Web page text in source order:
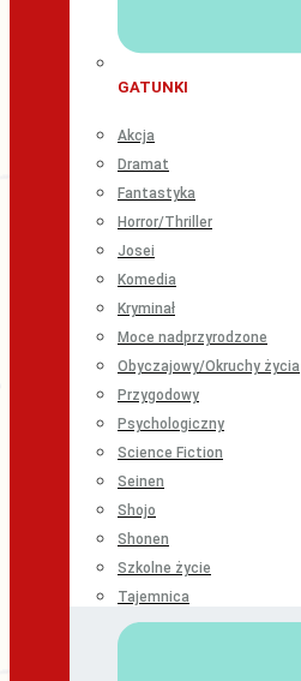
GATUNKI
Akcja
Dramat
Fantastyka
Horror/Thriller
Josei
Komedia
Kryminał
Moce nadprzyrodzone
Obyczajowy/Okruchy życia
Przygodowy
Psychologiczny
Science Fiction
Seinen
Shojo
Shonen
Szkolne życie
Tajemnica